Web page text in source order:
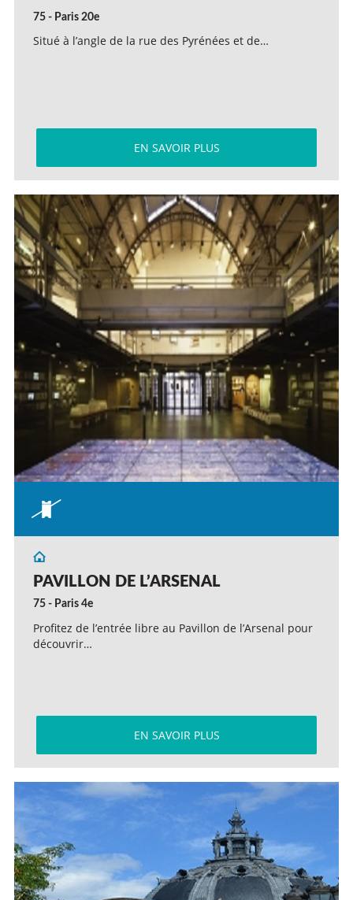
75 - Paris 20e
Situé à l’angle de la rue des Pyrénées et de…
EN SAVOIR PLUS
PAVILLON DE L’ARSENAL
75 - Paris 4e
Profitez de l’entrée libre au Pavillon de l’Arsenal pour
découvrir…
EN SAVOIR PLUS